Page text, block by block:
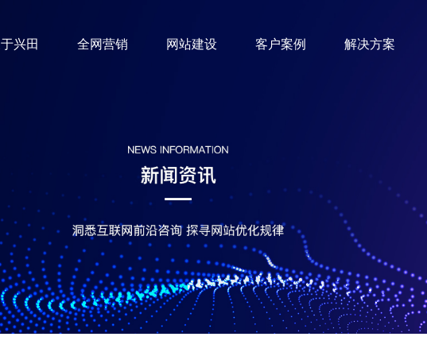
兴田 全网营销 网站建设 客户案例 解决方案